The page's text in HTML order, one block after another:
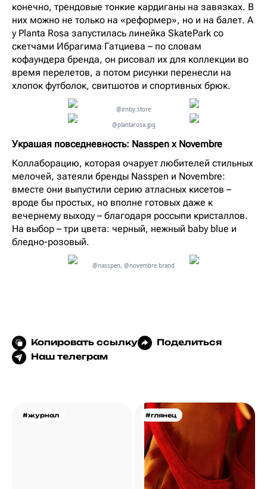
конечно, трендовые тонкие кардиганы на завязках. В
них можно не только на «реформер», но и на балет. А
у Planta Rosa запустилась линейка SkatePark со
скетчами Ибрагима Гатциева – по словам
кофаундера бренда, он рисовал их для коллекции во
время перелетов, а потом рисунки перенесли на
хлопок футболок, свитшотов и спортивных брюк.
@irnby.store
@plantarosa.jpg
Украшая повседневность: Nasspen x Novembre
Коллаборацию, которая очарует любителей стильных
мелочей, затеяли бренды Nasspen и Novembre:
вместе они выпустили серию атласных кисетов –
вроде бы простых, но вполне готовых даже к
вечернему выходу – благодаря россыпи кристаллов.
На выбор – три цвета: черный, нежный baby blue и
бледно-розовый.
@nasspen, @novembre.brand
Копировать ссылку
Поделиться
Наш телеграм
#журнал #глянец